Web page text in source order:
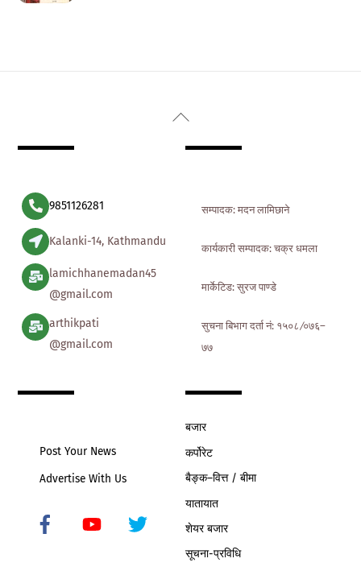
Back
9851126281
Kalanki-14, Kathmandu
lamichhanemadan45
@gmail.com
arthikpati
@gmail.com
सम्पादक: मदन लामिछाने
कार्यकारी सम्पादक: चक्र धमला
मार्केटिड: सुरज पाण्डे
सुचना बिभाग दर्ता नं: १५०८ ∕०७६–
७७
Post Your News
Advertise With Us
Icon
बजार
कर्पोरेट
बैङ्क–वित्त / बीमा
यातायात
शेयर बजार
सूचना-प्रविधि